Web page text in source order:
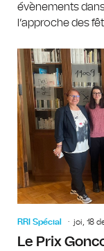
évènements
l’approche des
RRI Spécial joi, 18
Le Prix